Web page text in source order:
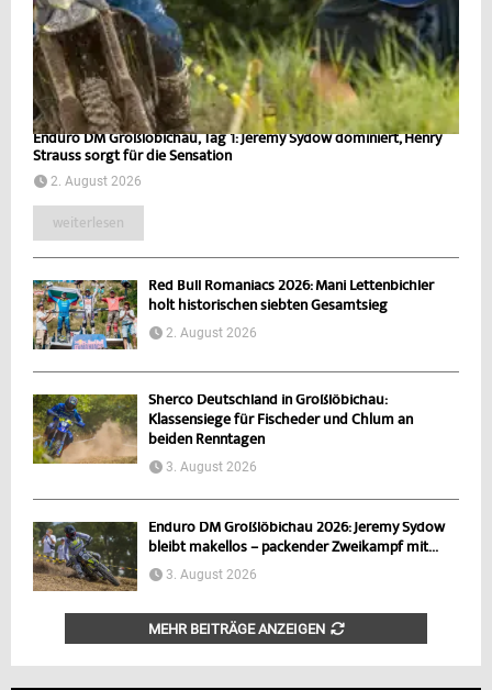
Enduro DM Großlöbichau, Tag 1: Jeremy Sydow dominiert, Henry
Strauss sorgt für die Sensation
2. August 2026
weiterlesen
Red Bull Romaniacs 2026: Mani Lettenbichler
holt historischen siebten Gesamtsieg
2. August 2026
Sherco Deutschland in Großlöbichau:
Klassensiege für Fischeder und Chlum an
beiden Renntagen
3. August 2026
Enduro DM Großlöbichau 2026: Jeremy Sydow
bleibt makellos – packender Zweikampf mit...
3. August 2026
MEHR BEITRÄGE ANZEIGEN